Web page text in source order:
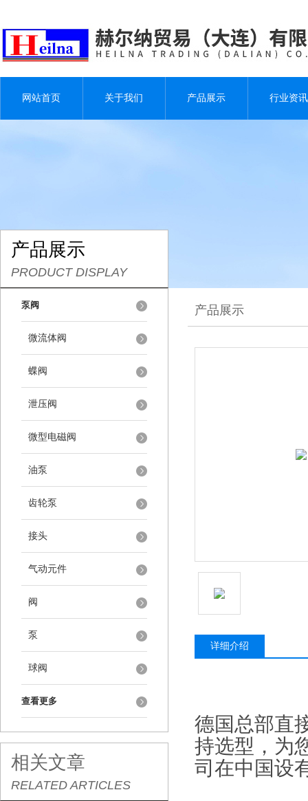
网站首页 关于我们 产品展示 行业资讯
产品展示
PRODUCT DISPLAY
泵阀
微流体阀
蝶阀
泄压阀
微型电磁阀
油泵
齿轮泵
接头
气动元件
阀
泵
球阀
查看更多
相关文章
RELATED ARTICLES
产品展示
详细介绍
德国总部直
持选型，为
司在中国设